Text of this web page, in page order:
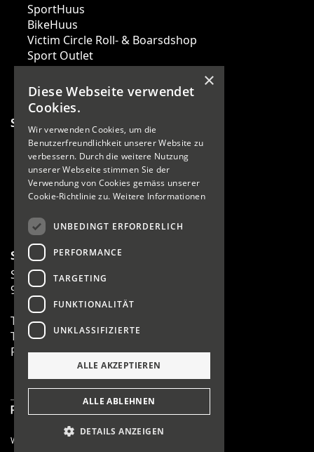
SportHuus
BikeHuus
Victim Circle Roll- & Boarsdshop
Sport Outlet
News
Events
Sportarten
Running
Fussball
Wandern
Fitness
Wintersport
Teamsport
Sport Sprecher AG
Staatsstrasse 3
9470 Werdenberg
T 081 756 21 60
T 081 756 56 36
F 081 756 02 72
Webagentur Glarus Nord
×
Diese Webseite verwendet
Cookies.
Wir verwenden Cookies, um die
Benutzerfreundlichkeit unserer Website zu
verbessern. Durch die weitere Nutzung
unserer Webseite stimmen Sie der
Verwendung von Cookies gemäss unserer
Cookie-Richtlinie zu. Weitere Informationen
UNBEDINGT ERFORDERLICH
PERFORMANCE
TARGETING
FUNKTIONALITÄT
UNKLASSIFIZIERTE
ALLE AKZEPTIEREN
ALLE ABLEHNEN
DETAILS ANZEIGEN